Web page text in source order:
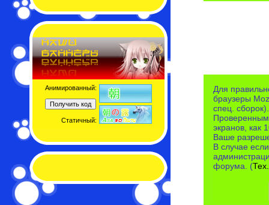
Анимированный:
Статичный:
Для
браузеры
спец. сборок).
экранов, как
Ваше
В случае
форума. (